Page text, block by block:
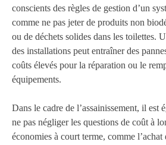
conscients des règles de gestion d’un
comme ne pas jeter de produits non
ou de déchets solides dans les toilettes.
des installations peut entraîner des
coûts élevés pour la réparation ou le
équipements.
Dans le cadre de l’assainissement, il est
ne pas négliger les questions de coût à
économies à court terme, comme